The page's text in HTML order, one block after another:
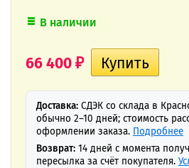
В наличии
66 400 ₽
Доставка: СДЭК со склада в
обычно 2–10 дней; стоимость
оформлении заказа. Подробнее
Возврат: 14 дней с момента
пересылка за счёт покупателя.